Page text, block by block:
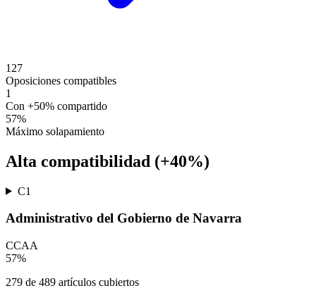
127
Oposiciones compatibles
1
Con +50% compartido
57%
Máximo solapamiento
Alta compatibilidad (+40%)
C1
Administrativo del Gobierno de Navarra
CCAA
57%
279 de 489 artículos cubiertos